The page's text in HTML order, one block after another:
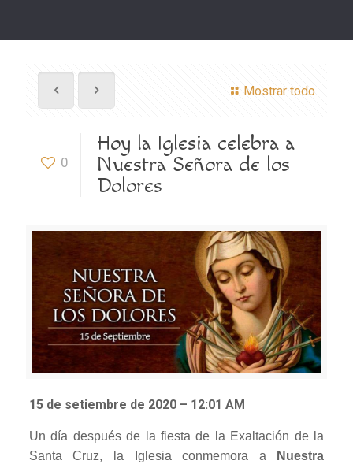
Mostrar todo
0
Hoy la Iglesia celebra a
Nuestra Señora de los
Dolores
15 de setiembre de 2020 – 12:01 AM
Un día después de la fiesta de la Exaltación de la
Santa Cruz, la Iglesia conmemora a
Nuestra